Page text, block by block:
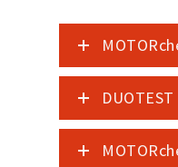
DUOTEST